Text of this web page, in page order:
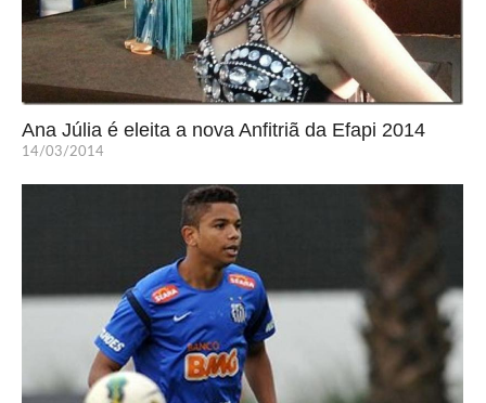
Ana Júlia é eleita a nova Anfitriã da Efapi 2014
14/03/2014